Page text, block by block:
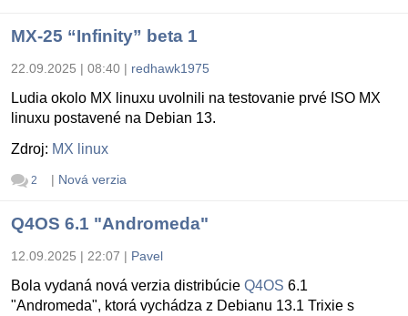
MX-25 “Infinity” beta 1
22.09.2025 | 08:40 | redhawk1975
Ludia okolo MX linuxu uvolnili na testovanie prvé ISO MX
linuxu postavené na Debian 13.
Zdroj: MX linux
2 | Nová verzia
Q4OS 6.1 "Andromeda"
12.09.2025 | 22:07 | Pavel
Bola vydaná nová verzia distribúcie Q4OS 6.1
"Andromeda", ktorá vychádza z Debianu 13.1 Trixie s